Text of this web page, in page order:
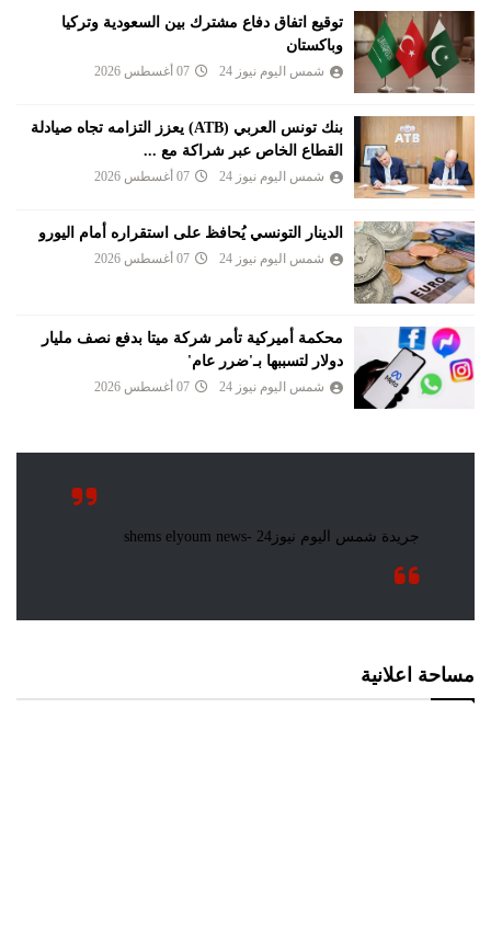
توقيع اتفاق دفاع مشترك بين السعودية وتركيا
وباكستان
شمس اليوم نيوز 24 07 أغسطس 2026
بنك تونس العربي (ATB) يعزز التزامه تجاه صيادلة
القطاع الخاص عبر شراكة مع ...
شمس اليوم نيوز 24 07 أغسطس 2026
الدينار التونسي يُحافظ على استقراره أمام اليورو
شمس اليوم نيوز 24 07 أغسطس 2026
محكمة أميركية تأمر شركة ميتا بدفع نصف مليار
دولار لتسببها بـ'ضرر عام'
شمس اليوم نيوز 24 07 أغسطس 2026
مساحة اعلانية